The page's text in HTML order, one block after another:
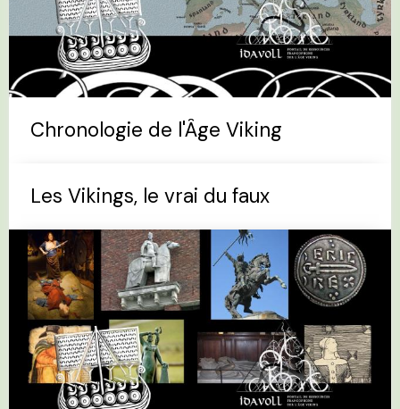
Chronologie de l'Âge Viking
Les Vikings, le vrai du faux